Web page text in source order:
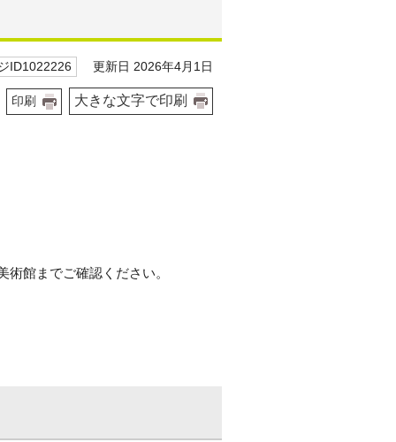
ID1022226 更新日 2026年4月1日
印刷 大きな文字で印刷
館までご確認ください。